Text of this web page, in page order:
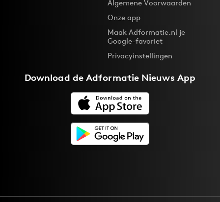
Algemene Voorwaarden
Onze app
Maak Adformatie.nl je
Google-favoriet
Privacyinstellingen
Download deAdformatie Nieuws App